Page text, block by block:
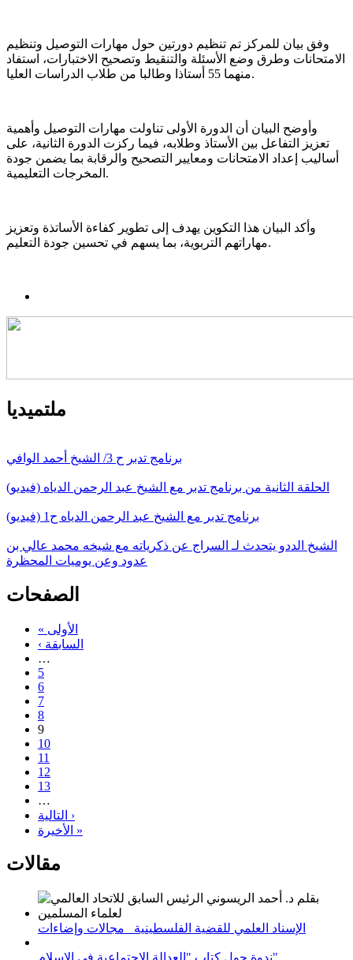
وفق بيان للمركز تم تنظيم دورتين حول مهارات التوصيل وتنظيم
الامتحانات وطرق وضع الأسئلة والتنقيط وتصحيح الاختبارات، استفاد
منهما 55 أستاذا وطالبا من طلاب الدراسات العليا.
وأوضح البيان أن الدورة الأولى تناولت مهارات التوصيل وأهمية
تعزيز التفاعل بين الأستاذ وطلابه، فيما ركزت الدورة الثانية، على
أساليب إعداد الامتحانات ومعايير التصحيح والرقابة بما يضمن جودة
المخرجات التعليمية.
وأكد البيان هذا التكوين يهدف إلى تطوير كفاءة الأساتذة وتعزيز
مهاراتهم التربوية، بما يسهم في تحسين جودة التعليم.
ملتميديا
برنامج تدبر ح 3/ الشيخ أحمد الوافي
الحلقة الثانية من برنامج تدبر مع الشيخ عبد الرحمن الدياه (فيديو)
برنامج تدبر مع الشيخ عبد الرحمن الدياه ح1 (فيديو)
الشيخ الددو يتحدث لـ السراج عن ذكرياته مع شيخه محمد عالي بن
عدود وعن يوميات المحظرة
الصفحات
« الأولى
‹ السابقة
…
5
6
7
8
9
10
11
12
13
…
التالية ›
الأخيرة »
مقالات
الإسناد العلمي للقضية الفلسطينية_ مجالات وإضاءات